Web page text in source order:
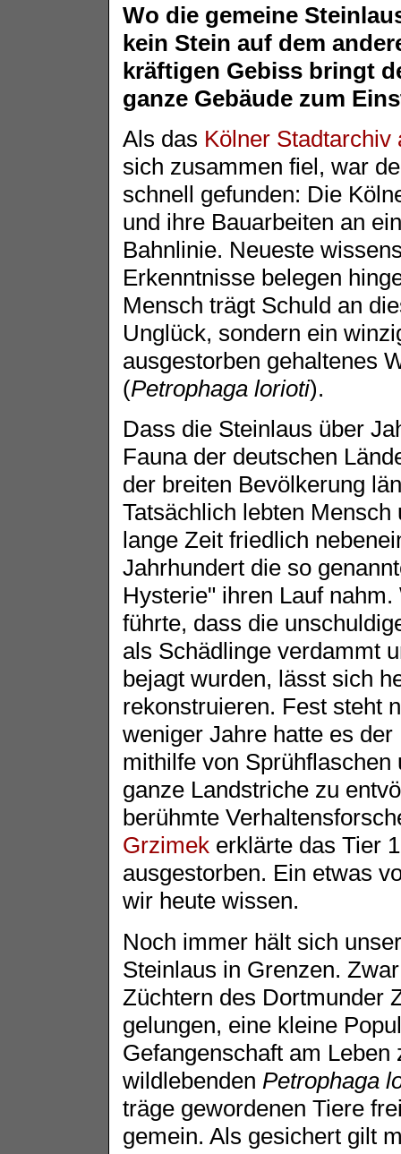
Wo die gemeine
kein Stein auf dem
kräftigen Gebiss bringt
ganze Gebäude zum
Als das Kölner Stadtarchiv
sich zusammen fiel, war
schnell gefunden: Die
und ihre Bauarbeiten an
Bahnlinie. Neueste
Erkenntnisse belegen
Mensch trägt Schuld an
Unglück, sondern ein
ausgestorben gehaltenes
(Petrophaga lorioti).
Dass die Steinlaus über
Fauna der deutschen
der breiten Bevölkerung
Tatsächlich lebten Mensch
lange Zeit friedlich
Jahrhundert die so
Hysterie" ihren Lauf
führte, dass die
als Schädlinge verdammt
bejagt wurden, lässt sich
rekonstruieren. Fest steht
weniger Jahre hatte es
mithilfe von Sprühflaschen
ganze Landstriche zu
berühmte
Grzimek erklärte das Tier
ausgestorben. Ein etwas
wir heute wissen.
Noch immer hält sich
Steinlaus in Grenzen.
Züchtern des Dortmunder
gelungen, eine kleine
Gefangenschaft am Leben
wildlebenden Petrophaga
träge gewordenen Tiere
gemein. Als gesichert gilt